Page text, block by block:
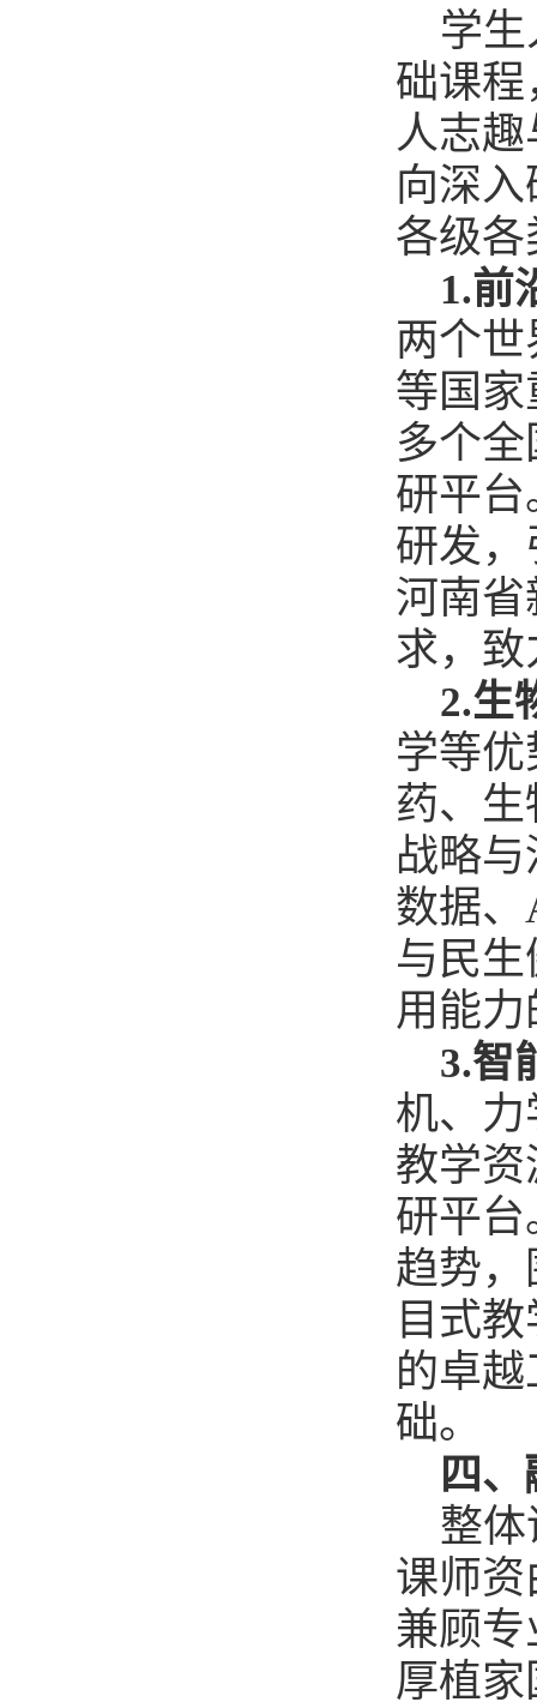
学
础课
人志
向深
各级
1.前
两个
等国
多个
研平
研发
河南
求，
2.生
学等
药、
战略
数据
与民
用能
3.智
机、
教学
研平
趋势
目式
的卓
础。
四、
整
课师
兼顾
厚植